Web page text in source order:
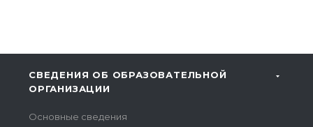
СВЕДЕНИЯ ОБ ОБРАЗОВАТЕЛЬНОЙ
ОРГАНИЗАЦИИ
Основные сведения